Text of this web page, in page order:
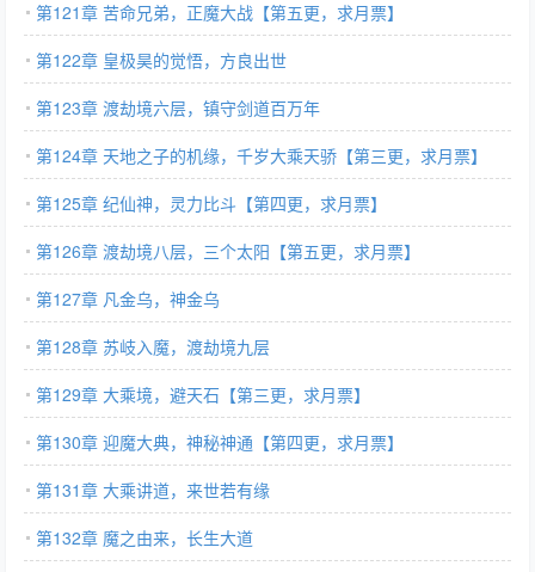
第121章 苦命兄弟，正魔大战【第五更，求月票】
第122章 皇极昊的觉悟，方良出世
第123章 渡劫境六层，镇守剑道百万年
第124章 天地之子的机缘，千岁大乘天骄【第三更，求月票】
第125章 纪仙神，灵力比斗【第四更，求月票】
第126章 渡劫境八层，三个太阳【第五更，求月票】
第127章 凡金乌，神金乌
第128章 苏岐入魔，渡劫境九层
第129章 大乘境，避天石【第三更，求月票】
第130章 迎魔大典，神秘神通【第四更，求月票】
第131章 大乘讲道，来世若有缘
第132章 魔之由来，长生大道